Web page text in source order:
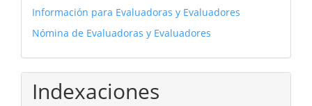
Información para Evaluadoras y Evaluadores
Nómina de Evaluadoras y Evaluadores
Indexaciones